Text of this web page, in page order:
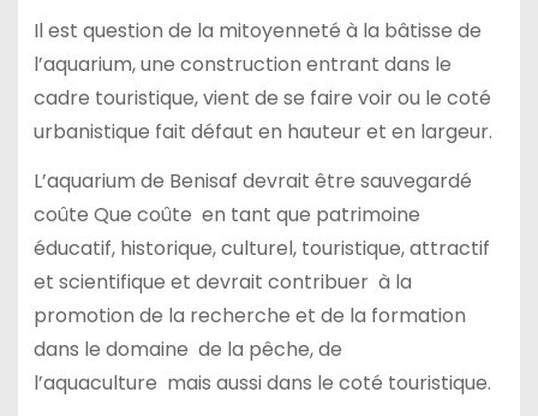
Il est question de la mitoyenneté à la bâtisse de
l’aquarium, une construction entrant dans le
cadre touristique, vient de se faire voir ou le coté
urbanistique fait défaut en hauteur et en largeur.
L’aquarium de Benisaf devrait être sauvegardé
coûte Que coûte en tant que patrimoine
éducatif, historique, culturel, touristique, attractif
et scientifique et devrait contribuer à la
promotion de la recherche et de la formation
dans le domaine de la pêche, de
l’aquaculture mais aussi dans le coté touristique.